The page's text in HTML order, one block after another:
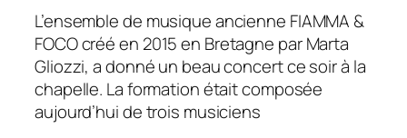
L’ensemble de musique ancienne FIAMMA &
FOCO créé en 2015 en Bretagne par Marta
Gliozzi, a donné un beau concert ce soir à la
chapelle. La formation était composée
aujourd’hui de trois musiciens